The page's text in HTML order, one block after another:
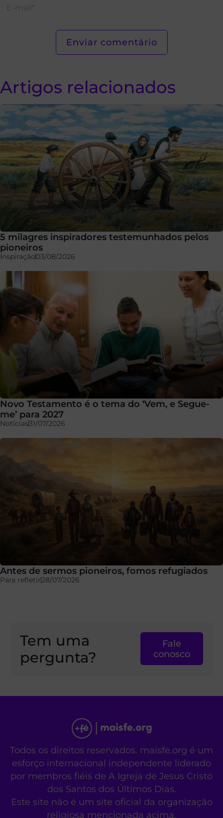
Artigos relacionados
5 milagres inspiradores testemunhados pelos
pioneiros
Inspiração03/08/2026
Novo Testamento é o tema do ‘Vem, e Segue-
me’ para 2027
Notícias31/07/2026
Antes de sermos pioneiros, fomos refugiados
Para refletir28/07/2026
Tem uma
pergunta?
Fale
conosco
Todos os direitos reservados. maisfe.org é um
esforço internacional independente liderado
por membros fiéis de A Igreja de Jesus Cristo
dos Santos dos Últimos Dias.
Este site não é um site oficial da organização
religiosa mencionada acima.